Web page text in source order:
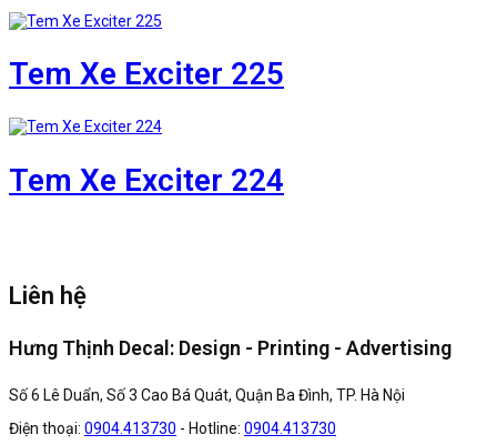
Tem Xe Exciter 225
Tem Xe Exciter 224
Liên hệ
Hưng Thịnh Decal: Design - Printing - Advertising
Số 6 Lê Duẩn, Số 3 Cao Bá Quát, Quận Ba Đình, TP. Hà Nội
Điện thoại: 0904.413730 - Hotline: 0904.413730